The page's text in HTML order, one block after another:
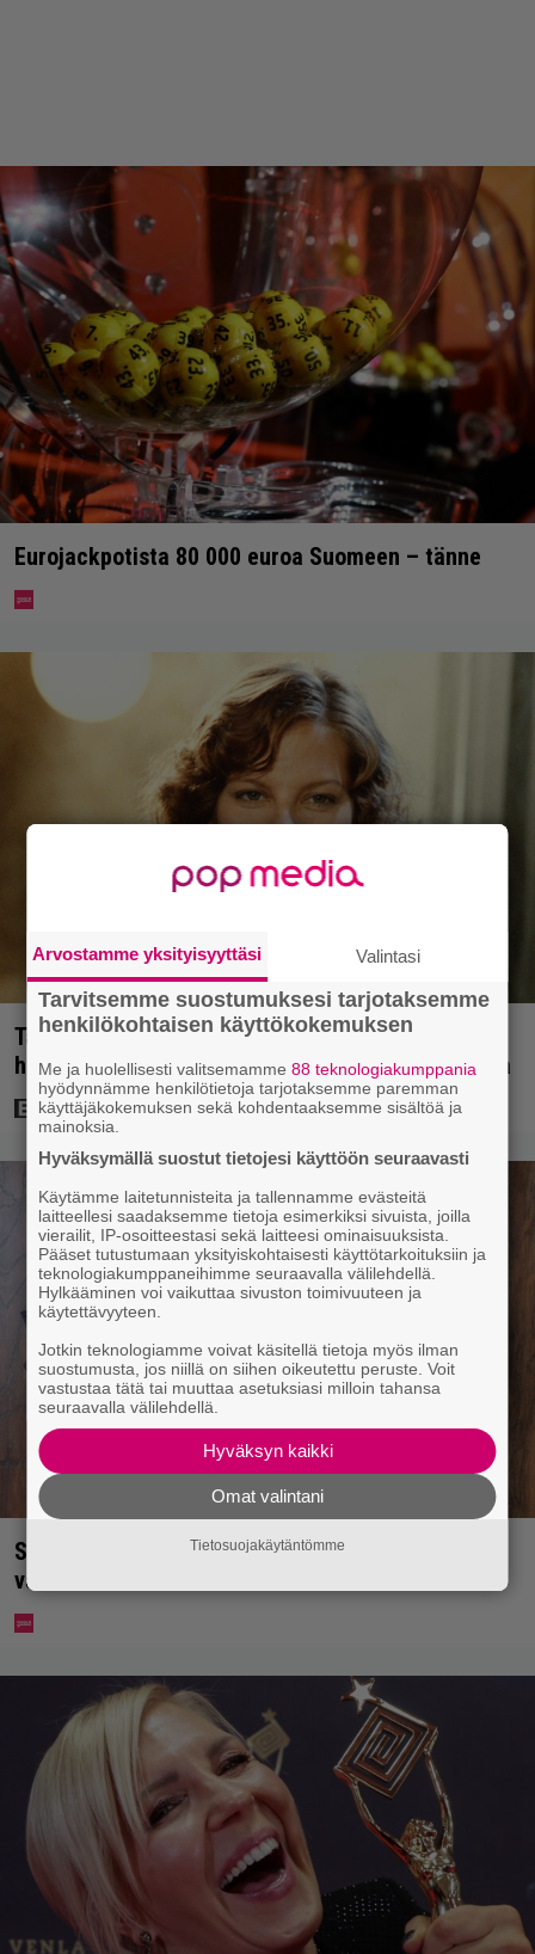
Eurojackpotista 80 000 euroa Suomeen – tänne
Tänän tv:ssä: Esko Salminen ja Satu Silvo tekevät
hienot pääroolit vuoden 1984 menestyselokuvassa
Syötkö perunoita näin? Tutkijat löysivät yhteyden
vakavaan kansansairauteen
Arvostamme yksityisyyttäsi Valintasi
Tarvitsemme suostumuksesi tarjotaksemme
henkilökohtaisen käyttökokemuksen
Me ja huolellisesti valitsemamme88 teknologiakumppania
hyödynnämme henkilötietoja tarjotaksemme paremman
käyttäjäkokemuksen sekä kohdentaaksemme sisältöä ja
mainoksia.
Hyväksymällä suostut tietojesi käyttöön seuraavasti
Käytämme laitetunnisteita ja tallennamme evästeitä
laitteellesi saadaksemme tietoja esimerkiksi sivuista, joilla
vierailit, IP-osoitteestasi sekä laitteesi ominaisuuksista.
Pääset tutustumaan yksityiskohtaisesti käyttötarkoituksiin ja
teknologiakumppaneihimme seuraavalla välilehdellä.
Hylkääminen voi vaikuttaa sivuston toimivuuteen ja
käytettävyyteen.
Jotkin teknologiamme voivat käsitellä tietoja myös ilman
suostumusta, jos niillä on siihen oikeutettu peruste. Voit
vastustaa tätä tai muuttaa asetuksiasi milloin tahansa
seuraavalla välilehdellä.
Hyväksyn kaikki
Omat valintani
Tietosuojakäytäntömme